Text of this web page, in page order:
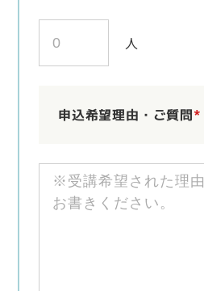
人
申込希望理由・ご質問*